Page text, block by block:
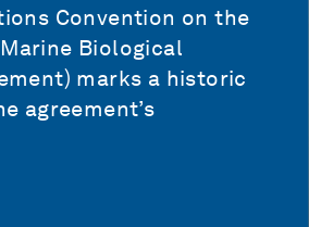
Convention on the
Biological
marks a historic
agreement’s